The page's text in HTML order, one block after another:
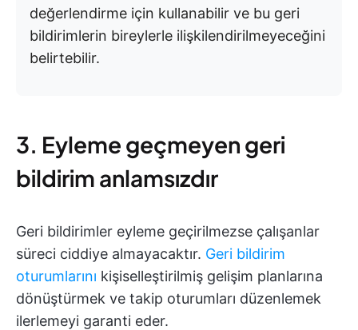
değerlendirme için kullanabilir ve bu geri
bildirimlerin bireylerle ilişkilendirilmeyeceğini
belirtebilir.
3. Eyleme geçmeyen geri
bildirim anlamsızdır
Geri bildirimler eyleme geçirilmezse çalışanlar
süreci ciddiye almayacaktır. Geri bildirim
oturumlarını kişiselleştirilmiş gelişim planlarına
dönüştürmek ve takip oturumları düzenlemek
ilerlemeyi garanti eder.